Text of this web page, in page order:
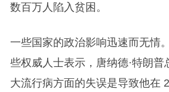
数百万人陷入贫困。
一些国家的政治影响迅速而无情
些权威人士表示，唐纳德·特朗普
大流行病方面的失误是导致他在